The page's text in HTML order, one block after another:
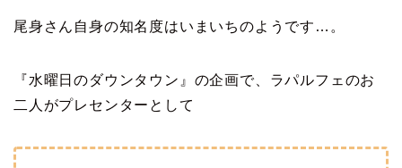
尾身さん自身の知名度はいまいちのようです…。
『水曜日のダウンタウン』の企画で、ラパルフェのお
二人がプレセンターとして